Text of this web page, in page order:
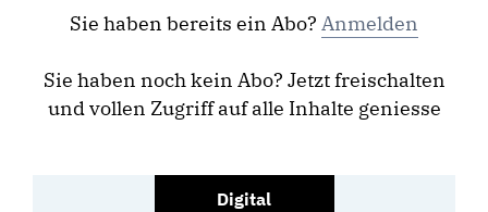
Sie haben bereits ein Abo? Anmelden
Sie haben noch kein Abo? Jetzt freischalten
und vollen Zugriff auf alle Inhalte geniesse
Digital